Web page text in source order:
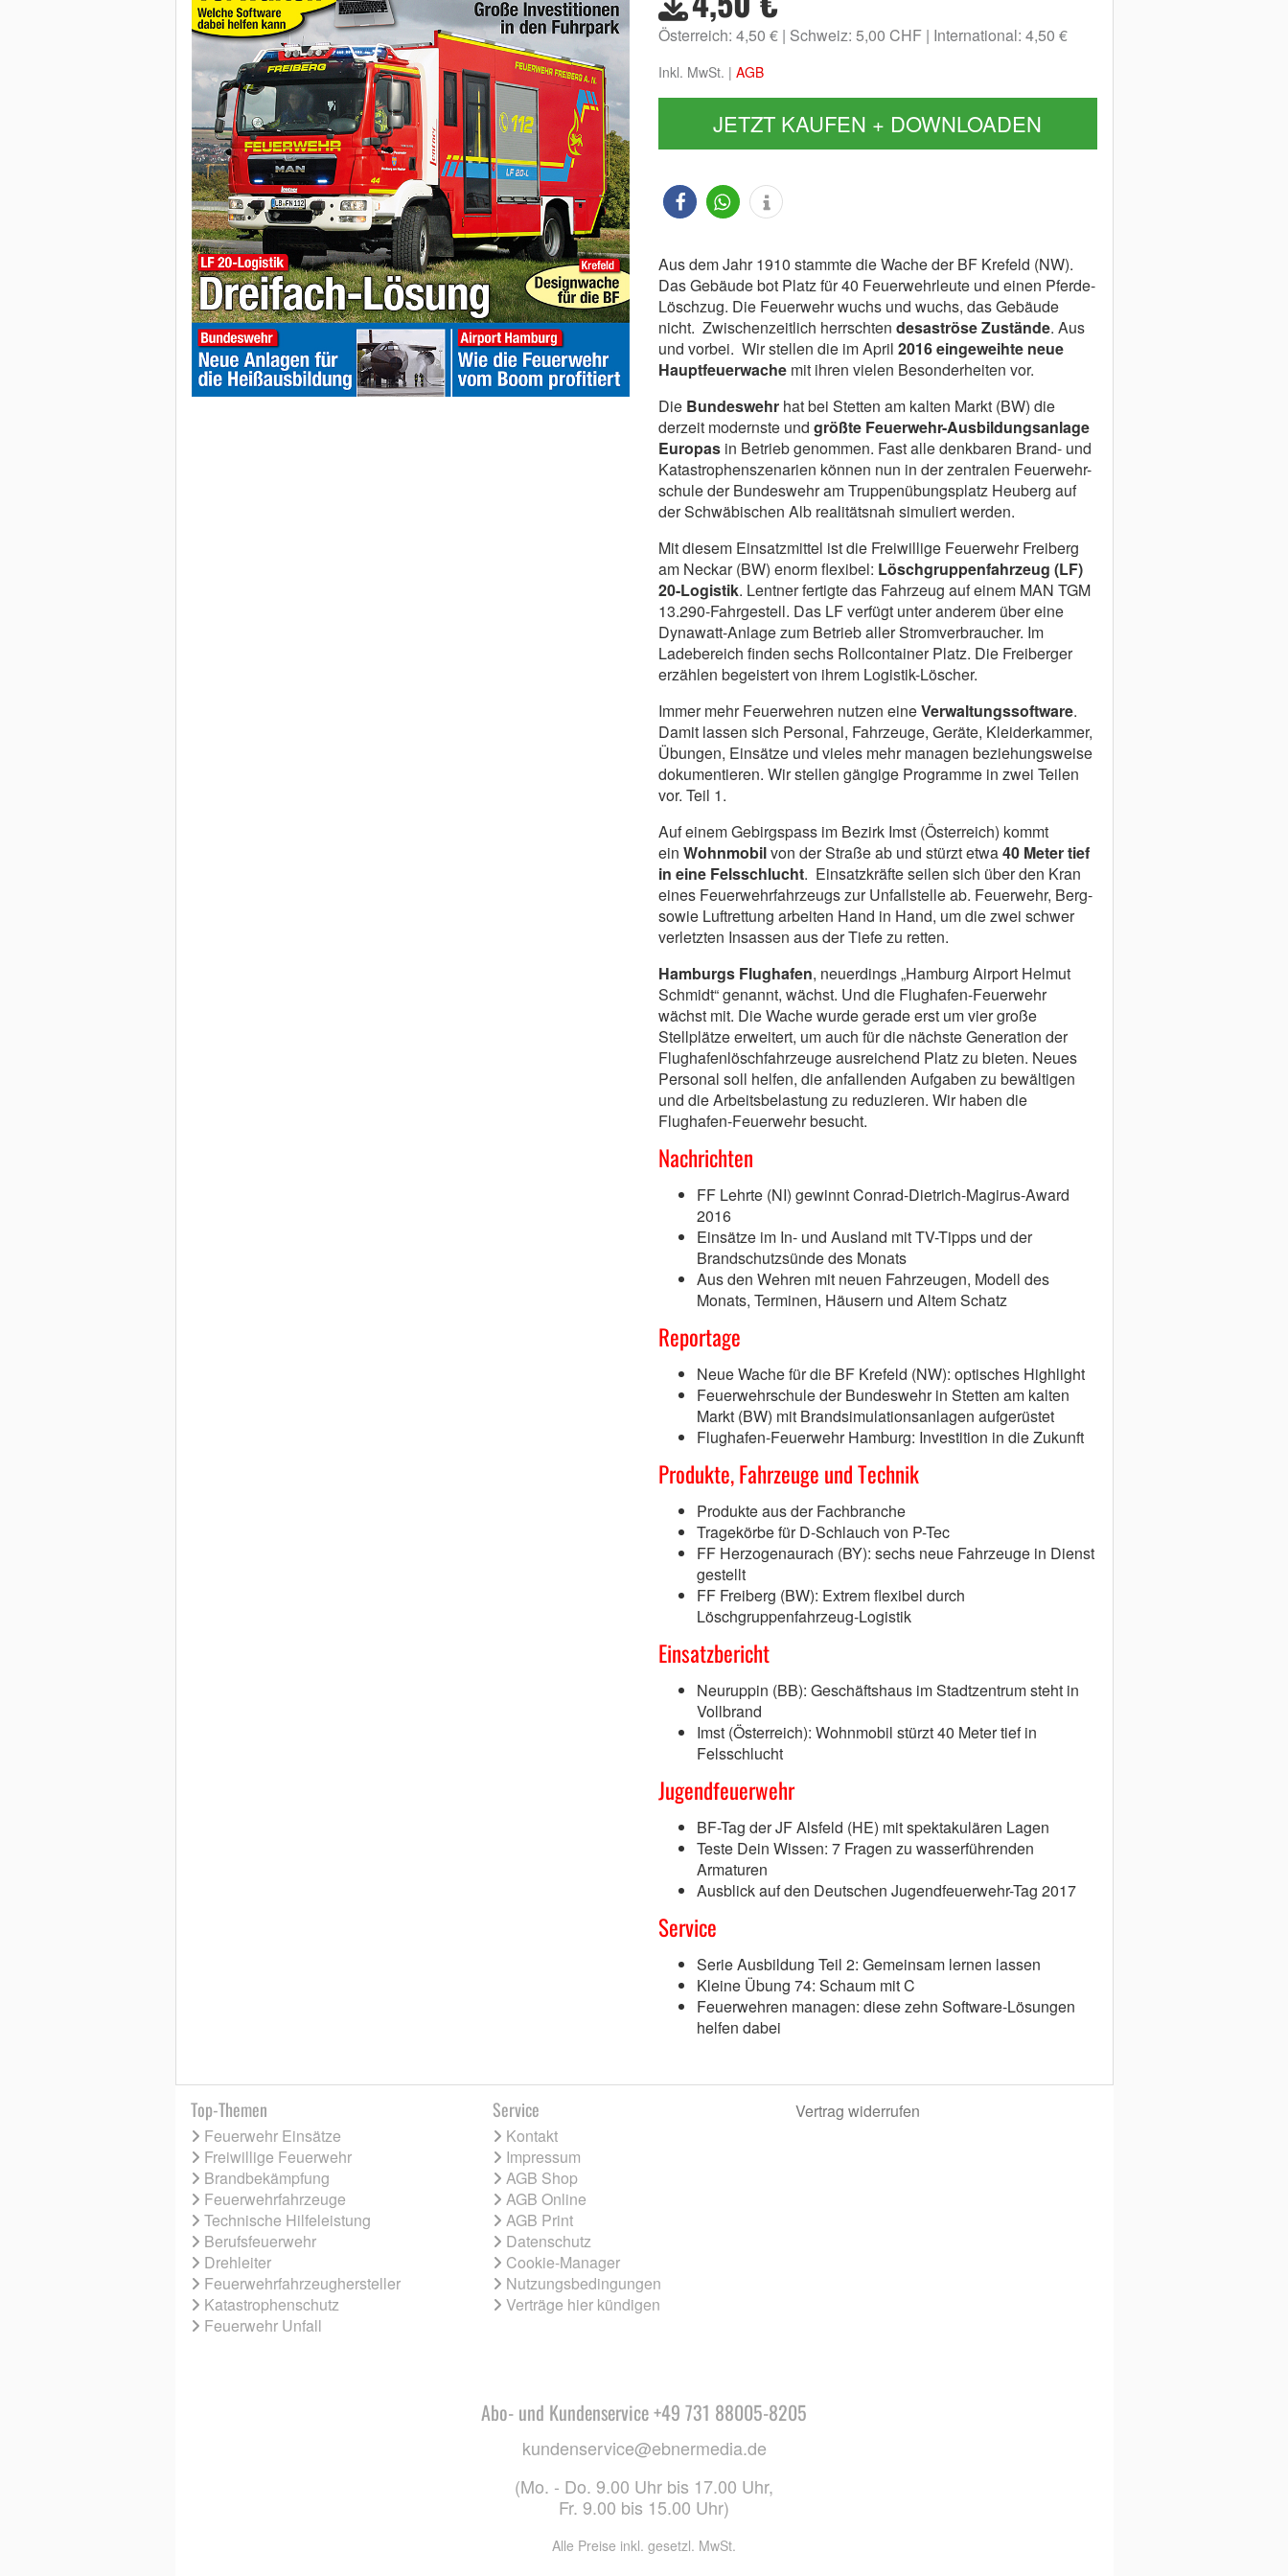
Österreich: 4,50 € Schweiz: 5,00 CHF International: 4,50 €
Inkl. MwSt. | AGB
JETZT KAUFEN + DOWNLOADEN
Aus dem Jahr 1910 stammte die Wache der BF Krefeld (NW).
Das Gebäude bot Platz für 40 Feuerwehrleute und einen Pferde-
Löschzug. Die Feuerwehr wuchs und wuchs, das Gebäude
nicht. Zwischenzeitlich herrschten desaströse Zustände. Aus
und vorbei. Wir stellen die im April 2016 eingeweihte neue
Hauptfeuerwache mit ihren vielen Besonderheiten vor.
Die Bundeswehr hat bei Stetten am kalten Markt (BW) die
derzeit modernste und größte Feuerwehr-Ausbildungsanlage
Europas in Betrieb genommen. Fast alle denkbaren Brand- und
Katastrophenszenarien können nun in der zentralen Feuerwehr-
schule der Bundeswehr am Truppenübungsplatz Heuberg auf
der Schwäbischen Alb realitätsnah simuliert werden.
Mit diesem Einsatzmittel ist die Freiwillige Feuerwehr Freiberg
am Neckar (BW) enorm flexibel: Löschgruppenfahrzeug (LF)
20-Logistik. Lentner fertigte das Fahrzeug auf einem MAN TGM
13.290-Fahrgestell. Das LF verfügt unter anderem über eine
Dynawatt-Anlage zum Betrieb aller Stromverbraucher. Im
Ladebereich finden sechs Rollcontainer Platz. Die Freiberger
erzählen begeistert von ihrem Logistik-Löscher.
Immer mehr Feuerwehren nutzen eineVerwaltungssoftware.
Damit lassen sich Personal, Fahrzeuge, Geräte, Kleiderkammer,
Übungen, Einsätze und vieles mehr managen beziehungsweise
dokumentieren. Wir stellen gängige Programme in zwei Teilen
vor. Teil 1.
Auf einem Gebirgspass im Bezirk Imst (Österreich) kommt
ein Wohnmobilvon der Straße ab und stürzt etwa40 Meter tief
in eine Felsschlucht. Einsatzkräfte seilen sich über den Kran
eines Feuerwehrfahrzeugs zur Unfallstelle ab. Feuerwehr, Berg-
sowie Luftrettung arbeiten Hand in Hand, um die zwei schwer
verletzten Insassen aus der Tiefe zu retten.
Hamburgs Flughafen, neuerdings „Hamburg Airport Helmut
Schmidt“ genannt, wächst. Und die Flughafen-Feuerwehr
wächst mit. Die Wache wurde gerade erst um vier große
Stellplätze erweitert, um auch für die nächste Generation der
Flughafenlöschfahrzeuge ausreichend Platz zu bieten. Neues
Personal soll helfen, die anfallenden Aufgaben zu bewältigen
und die Arbeitsbelastung zu reduzieren. Wir haben die
Flughafen-Feuerwehr besucht.
Nachrichten
FF Lehrte (NI) gewinnt Conrad-Dietrich-Magirus-Award
2016
Einsätze im In- und Ausland mit TV-Tipps und der
Brandschutzsünde des Monats
Aus den Wehren mit neuen Fahrzeugen, Modell des
Monats, Terminen, Häusern und Altem Schatz
Reportage
Neue Wache für die BF Krefeld (NW): optisches Highlight
Feuerwehrschule der Bundeswehr in Stetten am kalten
Markt (BW) mit Brandsimulationsanlagen aufgerüstet
Flughafen-Feuerwehr Hamburg: Investition in die Zukunft
Produkte, Fahrzeuge und Technik
Produkte aus der Fachbranche
Tragekörbe für D-Schlauch von P-Tec
FF Herzogenaurach (BY): sechs neue Fahrzeuge in Dienst
gestellt
FF Freiberg (BW): Extrem flexibel durch
Löschgruppenfahrzeug-Logistik
Einsatzbericht
Neuruppin (BB): Geschäftshaus im Stadtzentrum steht in
Vollbrand
Imst (Österreich): Wohnmobil stürzt 40 Meter tief in
Felsschlucht
Jugendfeuerwehr
BF-Tag der JF Alsfeld (HE) mit spektakulären Lagen
Teste Dein Wissen: 7 Fragen zu wasserführenden
Armaturen
Ausblick auf den Deutschen Jugendfeuerwehr-Tag 2017
Service
Serie Ausbildung Teil 2: Gemeinsam lernen lassen
Kleine Übung 74: Schaum mit C
Feuerwehren managen: diese zehn Software-Lösungen
helfen dabei
Top-Themen
Feuerwehr Einsätze
Freiwillige Feuerwehr
Brandbekämpfung
Feuerwehrfahrzeuge
Technische Hilfeleistung
Berufsfeuerwehr
Drehleiter
Feuerwehrfahrzeughersteller
Katastrophenschutz
Feuerwehr Unfall
Service
Kontakt
Impressum
AGB Shop
AGB Online
AGB Print
Datenschutz
Cookie-Manager
Nutzungsbedingungen
Verträge hier kündigen
Vertrag widerrufen
Abo- und Kundenservice +49 731 88005-8205
kundenservice@ebnermedia.de
(Mo. - Do. 9.00 Uhr bis 17.00 Uhr,
Fr. 9.00 bis 15.00 Uhr)
Alle Preise inkl. gesetzl. MwSt.